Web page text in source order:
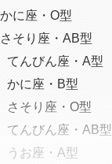
に座・O型
そり座・AB型
んびん座・A型
に座・B型
そり座・O型
んびん座・AB型
お座・A型